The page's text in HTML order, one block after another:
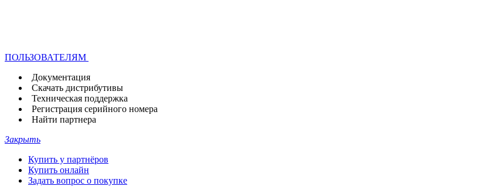
ПОЛЬЗОВАТЕЛЯМ
Документация
Скачать дистрибутивы
Техническая поддержка
Регистрация серийного номера
Найти партнера
Закрыть
Купить у партнёров
Купить онлайн
Задать вопрос о покупке